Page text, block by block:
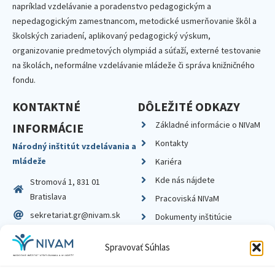
Spravovať Súhlas
napríklad vzdelávanie a poradenstvo pedagogickým a
nepedagogickým zamestnancom, metodické usmerňovanie škôl a
školských zariadení, aplikovaný pedagogický výskum,
organizovanie predmetových olympiád a súťaží, externé testovanie
na školách, neformálne vzdelávanie mládeže či správa knižničného
fondu.
KONTAKTNÉ
INFORMÁCIE
Národný inštitút vzdelávania a
mládeže
Stromová 1, 831 01
Bratislava
sekretariat.gr@nivam.sk
IČO: 00164348
DIČ: 2020798714
DÔLEŽITÉ ODKAZY
Základné informácie o NIVaM
Kontakty
Kariéra
Kde nás nájdete
Pracoviská NIVaM
Dokumenty inštitúcie